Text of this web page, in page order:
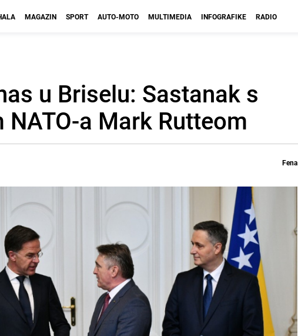
MAGAZIN SPORT AUTO-MOTO MULTIMEDIA INFOGRAFIKE RADIO
u Briselu: Sastanak s
a Mark Rutteom
Fena